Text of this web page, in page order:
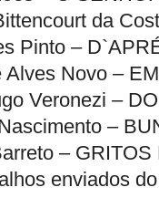
da
Pinto –
Alves Novo –
Veronezi –
–
–
enviados